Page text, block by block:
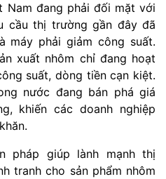
Nam đang phải đối mặt với
cầu thị trường gần đây đã
máy phải giảm công suất.
xuất nhôm chỉ đang hoạt
suất, dòng tiền cạn kiệt.
nước đang bán phá giá
khiến các doanh nghiệp
pháp giúp lành mạnh thị
tranh cho sản phẩm nhôm